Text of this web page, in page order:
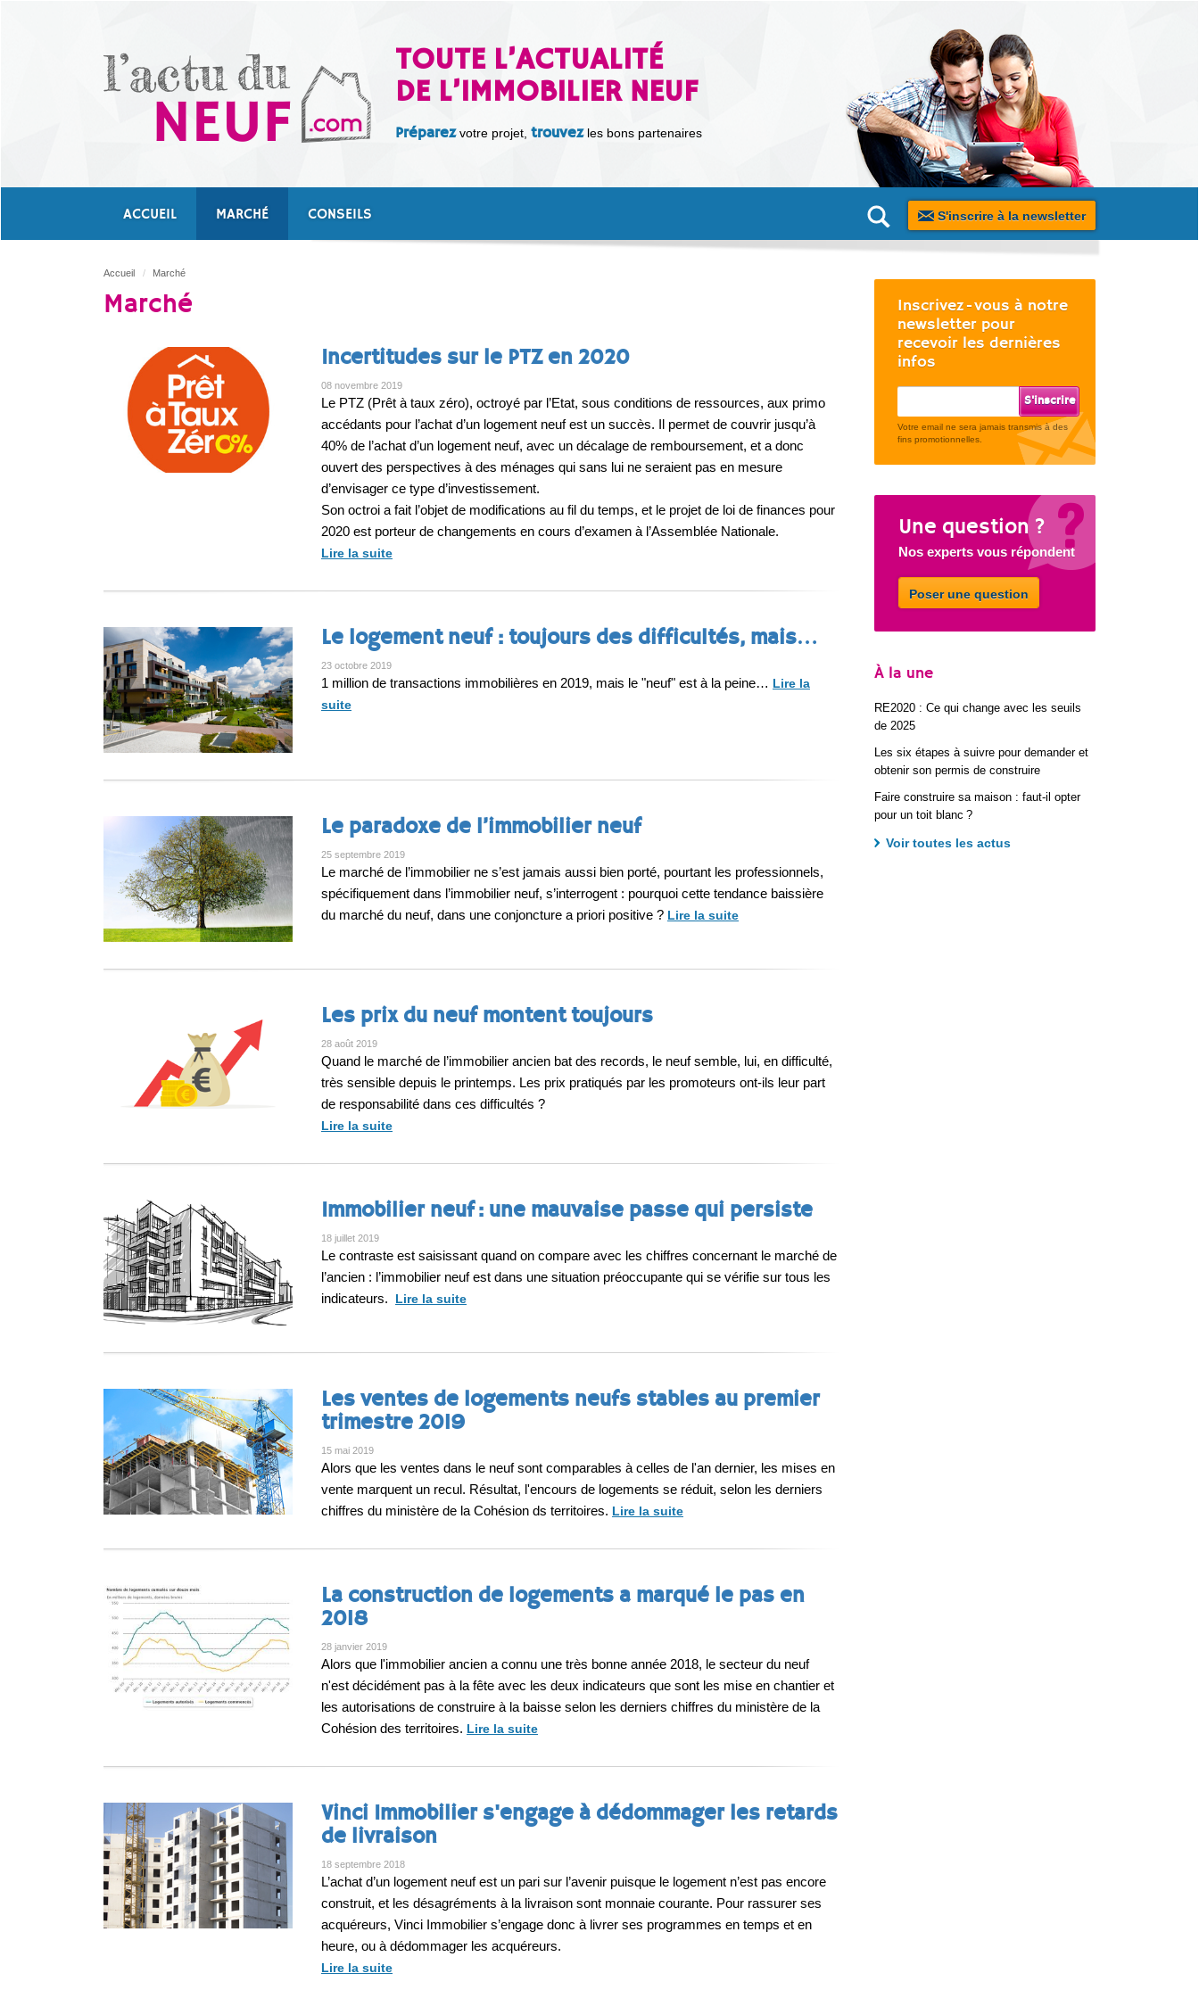
TOUTE L’ACTUALITÉ
DE L’IMMOBILIER NEUF
Préparezvotre projet, trouvezles bons partenaires
ACCUEIL MARCHÉ CONSEILS S'inscrire à la newsletter
Accueil Marché
Marché
Incertitudes sur le PTZ en 2020
08 novembre 2019
Le PTZ (Prêt à taux zéro), octroyé par l’Etat, sous conditions de ressources, aux primo
accédants pour l’achat d’un logement neuf est un succès. Il permet de couvrir jusqu’à
40% de l’achat d’un logement neuf, avec un décalage de remboursement, et a donc
ouvert des perspectives à des ménages qui sans lui ne seraient pas en mesure
d’envisager ce type d’investissement.
Son octroi a fait l’objet de modifications au fil du temps, et le projet de loi de finances pour
2020 est porteur de changements en cours d’examen à l’Assemblée Nationale.
Lire la suite
Le logement neuf : toujours des difficultés, mais…
23 octobre 2019
1 million de transactions immobilières en 2019, mais le "neuf" est à la peine… Lire la
suite
Le paradoxe de l’immobilier neuf
25 septembre 2019
Le marché de l’immobilier ne s’est jamais aussi bien porté, pourtant les professionnels,
spécifiquement dans l’immobilier neuf, s’interrogent : pourquoi cette tendance baissière
du marché du neuf, dans une conjoncture a priori positive ? Lire la suite
Les prix du neuf montent toujours
28 août 2019
Quand le marché de l’immobilier ancien bat des records, le neuf semble, lui, en difficulté,
très sensible depuis le printemps. Les prix pratiqués par les promoteurs ont-ils leur part
de responsabilité dans ces difficultés ?
Lire la suite
Immobilier neuf : une mauvaise passe qui persiste
18 juillet 2019
Le contraste est saisissant quand on compare avec les chiffres concernant le marché de
l’ancien : l’immobilier neuf est dans une situation préoccupante qui se vérifie sur tous les
indicateurs. Lire la suite
Les ventes de logements neufs stables au premier
trimestre 2019
15 mai 2019
Alors que les ventes dans le neuf sont comparables à celles de l'an dernier, les mises en
vente marquent un recul. Résultat, l'encours de logements se réduit, selon les derniers
chiffres du ministère de la Cohésion ds territoires. Lire la suite
La construction de logements a marqué le pas en
2018
28 janvier 2019
Alors que l'immobilier ancien a connu une très bonne année 2018, le secteur du neuf
n'est décidément pas à la fête avec les deux indicateurs que sont les mise en chantier et
les autorisations de construire à la baisse selon les derniers chiffres du ministère de la
Cohésion des territoires. Lire la suite
Vinci Immobilier s'engage à dédommager les retards
de livraison
18 septembre 2018
L’achat d’un logement neuf est un pari sur l’avenir puisque le logement n’est pas encore
construit, et les désagréments à la livraison sont monnaie courante. Pour rassurer ses
acquéreurs, Vinci Immobilier s’engage donc à livrer ses programmes en temps et en
heure, ou à dédommager les acquéreurs.
Lire la suite
Inscrivez-vous à notre
newsletter pour
recevoir les dernières
infos
Votre email ne sera jamais transmis à des
fins promotionnelles.
Une question ?
Nos experts vous répondent
Poser une question
À la une
RE2020 : Ce qui change avec les seuils
de 2025
Les six étapes à suivre pour demander et
obtenir son permis de construire
Faire construire sa maison : faut-il opter
pour un toit blanc ?
Voir toutes les actus